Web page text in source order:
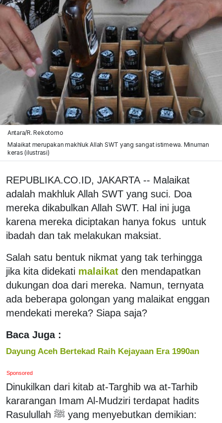
Antara/R. Rekotomo
Malaikat merupakan makhluk Allah SWT yang sangat istimewa. Minuman
keras (ilustrasi)
REPUBLIKA.CO.ID, JAKARTA -- Malaikat
adalah makhluk Allah SWT yang suci. Doa
mereka dikabulkan Allah SWT. Hal ini juga
karena mereka diciptakan hanya fokus untuk
ibadah dan tak melakukan maksiat.
Salah satu bentuk nikmat yang tak terhingga
jika kita didekati malaikat den mendapatkan
dukungan doa dari mereka. Namun, ternyata
ada beberapa golongan yang malaikat enggan
mendekati mereka? Siapa saja?
Baca Juga :
Dayung Aceh Bertekad Raih Kejayaan Era 1990an
Sponsored
Dinukilkan dari kitab at-Targhib wa at-Tarhib
kararangan Imam Al-Mudziri terdapat hadits
Rasulullah ﷺ yang menyebutkan demikian: